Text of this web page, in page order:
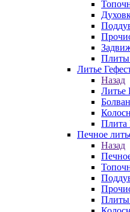
Плиты
Литье
Назад
Литье
Плита
Печное
Назад
Плиты